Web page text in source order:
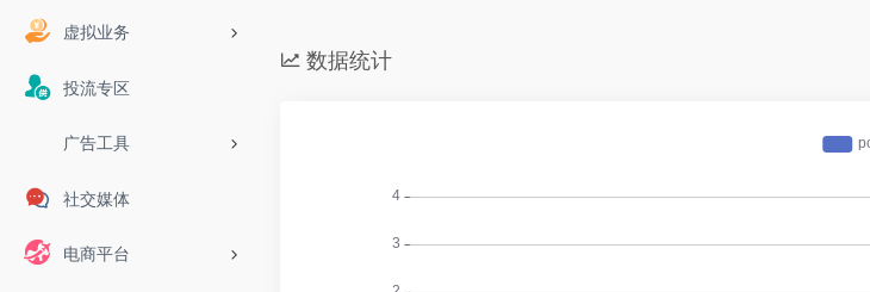
虚拟业务
投流专区
广告工具
社交媒体
电商平台
数据统计